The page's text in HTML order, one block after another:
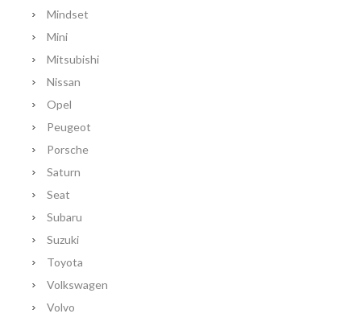
Mindset
Mini
Mitsubishi
Nissan
Opel
Peugeot
Porsche
Saturn
Seat
Subaru
Suzuki
Toyota
Volkswagen
Volvo